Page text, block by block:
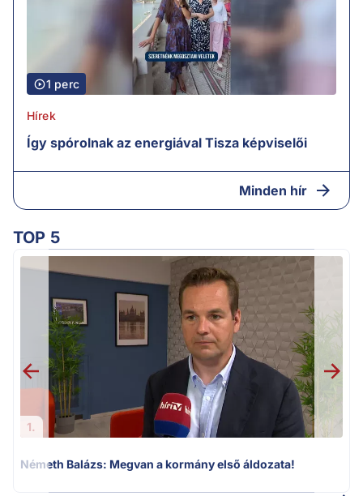
1 perc
Hírek
Így spórolnak az energiával Tisza képviselői
Minden hír
TOP 5
1.
Németh Balázs: Megvan a kormány első áldozata!